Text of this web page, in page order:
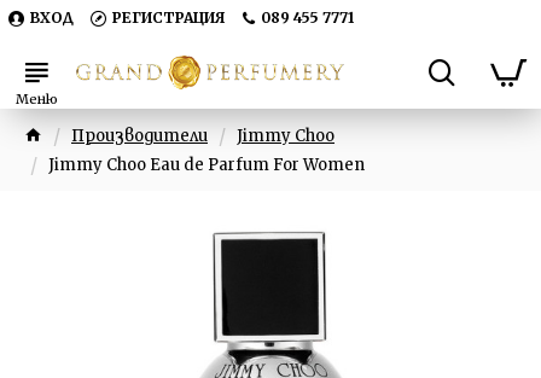
ВХОД РЕГИСТРАЦИЯ 089 455 7771
Производители
Jimmy Choo
Jimmy Choo Eau de Parfum For Women